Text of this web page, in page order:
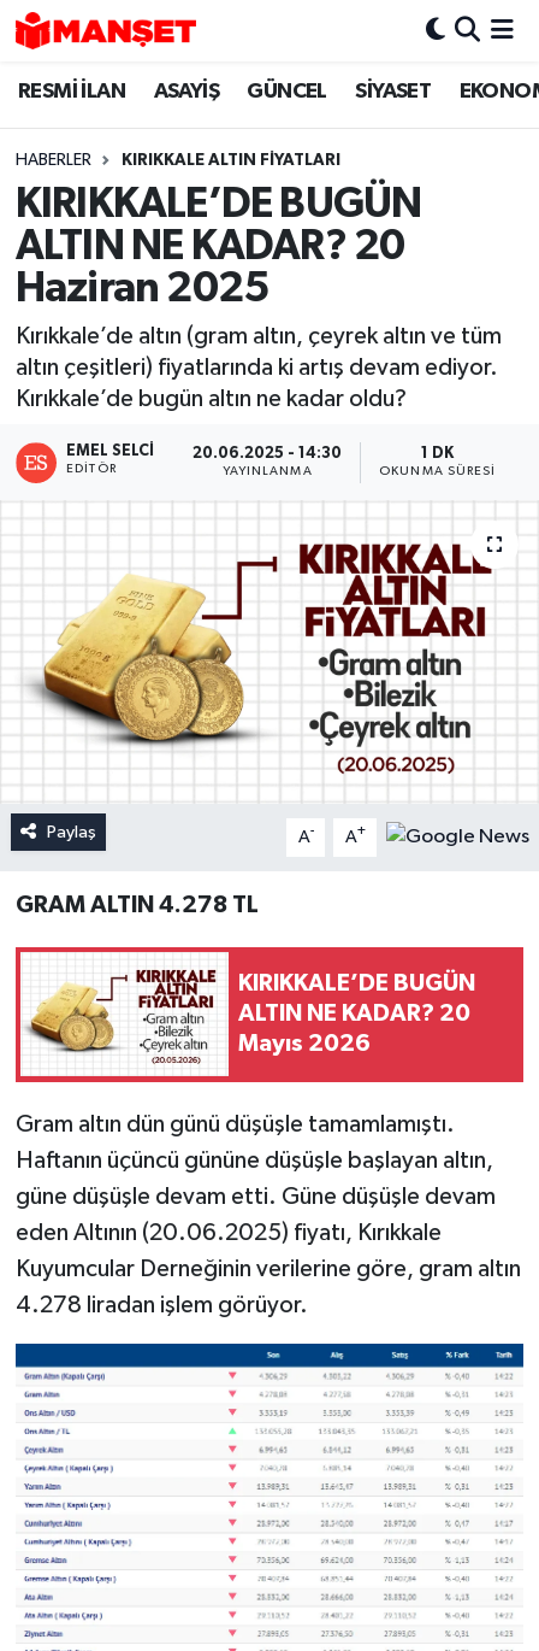
RESMİ İLAN ASAYİŞ GÜNCEL SİYASET
HABERLER KIRIKKALE ALTIN FİYATLARI
KIRIKKALE’DE BUGÜN
ALTIN NE KADAR? 20
Haziran 2025
Kırıkkale’de altın (gram altın, çeyrek altın ve tüm
altın çeşitleri) fiyatlarında ki artış devam ediyor.
Kırıkkale’de bugün altın ne kadar oldu?
EMEL SELCI
EDITÖR
20.06.2025 - 14:30
YAYINLANMA
1 DK
OKUNMA SÜRESI
Paylaş A- A+
GRAM ALTIN 4.278 TL
KIRIKKALE’DE BUGÜN
ALTIN NE KADAR? 20
Mayıs 2026
Gram altın dün günü düşüşle tamamlamıştı.
Haftanın üçüncü gününe düşüşle başlayan altın,
güne düşüşle devam etti. Güne düşüşle devam
eden Altının (20.06.2025) fiyatı, Kırıkkale
Kuyumcular Derneğinin verilerine göre, gram altın
4.278 liradan işlem görüyor.
Hava Durumu
Trafik Durumu
Süper Lig Puan Durumu ve Fikstür
Tüm Manşetler
Son Dakika Haberleri
Haber Arşivi